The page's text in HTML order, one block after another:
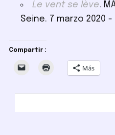
Le vent se lève.
Seine. 7 marzo 2020 -
Compartir :
Más